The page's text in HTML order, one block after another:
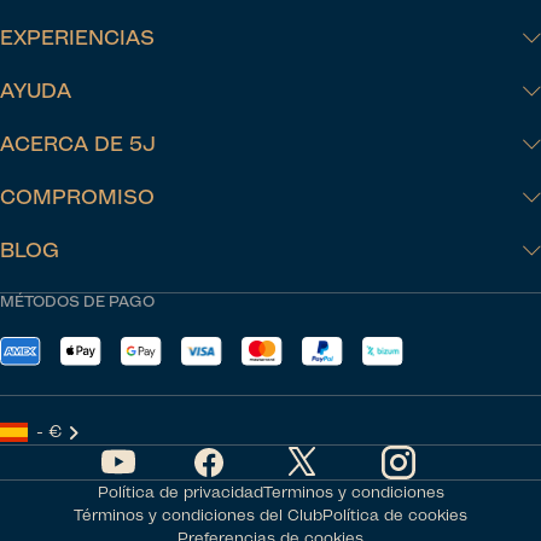
MÉTODOS DE PAGO
- €
EXPERIENCIAS
AYUDA
ACERCA DE 5J
COMPROMISO
BLOG
Política de privacidadTerminos y condiciones
Términos y condiciones del ClubPolítica de cookies